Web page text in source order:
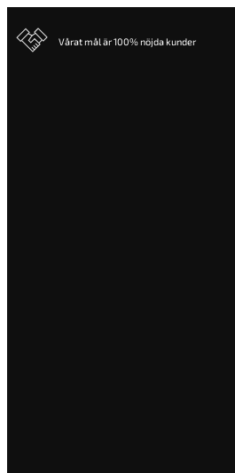
Vårat mål är 100% nöjda kunder